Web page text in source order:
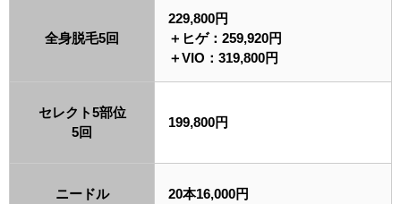
全身脱毛5回
229,800円
＋ヒゲ：259,920円
＋VIO：319,800円
セレクト5部位
5回
199,800円
ニードル
20本16,000円